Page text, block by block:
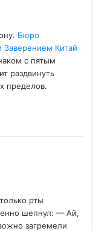
Бюро
Китай
с пятым
раздвинуть
пределов.
рты
шепнул: — Ай,
загремели